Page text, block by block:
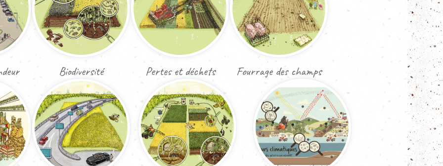
Biodiversité Pertes et déchets Fourrage des champs